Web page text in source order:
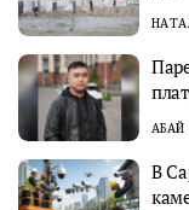
АБАЙ
В